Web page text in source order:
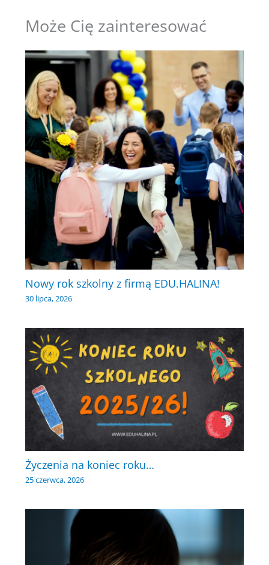
Może Cię zainteresować
Nowy rok szkolny z firmą EDU.HALINA!
30 lipca, 2026
Życzenia na koniec roku…
25 czerwca, 2026